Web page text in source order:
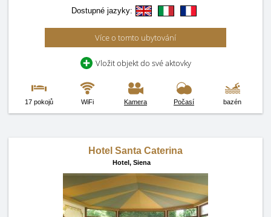
Dostupné jazyky:
Více o tomto ubytování
Vložit objekt do své aktovky
17 pokojů WiFi Kamera Počasí bazén
Hotel Santa Caterina
Hotel, Siena